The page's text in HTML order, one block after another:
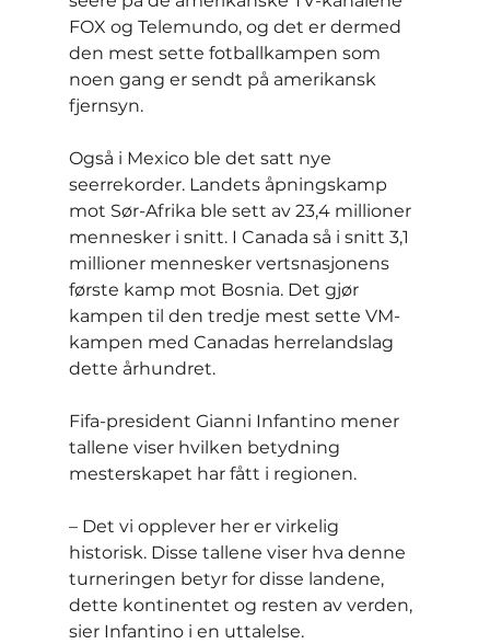
FOX og Telemundo, og det er dermed
den mest sette fotballkampen som
noen gang er sendt på amerikansk
fjernsyn.
Også i Mexico ble det satt nye
seerrekorder. Landets åpningskamp
mot Sør-Afrika ble sett av 23,4 millioner
mennesker i snitt. I Canada så i snitt 3,1
millioner mennesker vertsnasjonens
første kamp mot Bosnia. Det gjør
kampen til den tredje mest sette VM-
kampen med Canadas herrelandslag
dette århundret.
Fifa-president Gianni Infantino mener
tallene viser hvilken betydning
mesterskapet har fått i regionen.
– Det vi opplever her er virkelig
historisk. Disse tallene viser hva denne
turneringen betyr for disse landene,
dette kontinentet og resten av verden,
sier Infantino i en uttalelse.